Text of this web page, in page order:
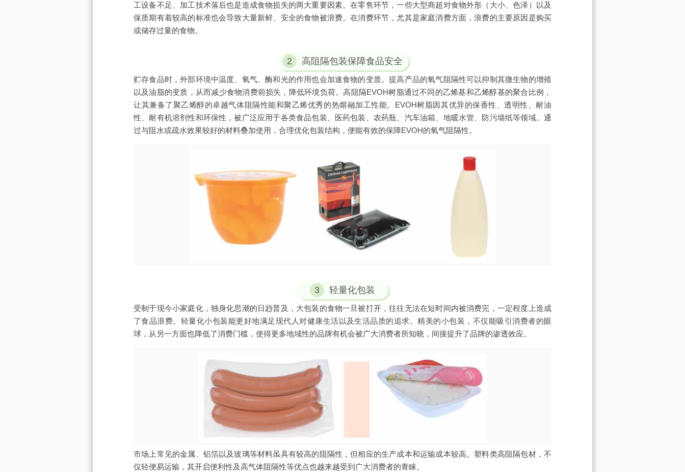
工设备不足、加工技术落后也是造成食物损失的两大重要因素。在零售环节，一些大型商超对食物外形（大小、色泽）以及
保质期有着较高的标准也会导致大量新鲜、安全的食物被浪费。在消费环节，尤其是家庭消费方面，浪费的主要原因是购买
或储存过量的食物。
2 高阻隔包装保障食品安全
贮存食品时，外部环境中温度、氧气、酶和光的作用也会加速食物的变质。提高产品的氧气阻隔性可以抑制其微生物的增殖
以及油脂的变质，从而减少食物消费前损失，降低环境负荷。高阻隔EVOH树脂通过不同的乙烯基和乙烯醇基的聚合比例，
让其兼备了聚乙烯醇的卓越气体阻隔性能和聚乙烯优秀的热熔融加工性能。EVOH树脂因其优异的保香性、透明性、耐油
性、耐有机溶剂性和环保性，被广泛应用于各类食品包装、医药包装、农药瓶、汽车油箱、地暖水管、防污墙纸等领域。通
过与阻水或疏水效果较好的材料叠加使用，合理优化包装结构，便能有效的保障EVOH的氧气阻隔性。
3 轻量化包装
受制于现今小家庭化，独身化思潮的日趋普及，大包装的食物一旦被打开，往往无法在短时间内被消费完，一定程度上造成
了食品浪费。轻量化小包装能更好地满足现代人对健康生活以及生活品质的追求。精美的小包装，不仅能吸引消费者的眼
球，从另一方面也降低了消费门槛，使得更多地域性的品牌有机会被广大消费者所知晓，间接提升了品牌的渗透效应。
市场上常见的金属、铝箔以及玻璃等材料虽具有较高的阻隔性，但相应的生产成本和运输成本较高。塑料类高阻隔包材，不
仅轻便易运输，其开启便利性及高气体阻隔性等优点也越来越受到广大消费者的青睐。